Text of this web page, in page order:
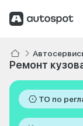
Ремонт
ТО по